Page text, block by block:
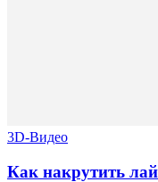
3D-Видео
Как накрутить